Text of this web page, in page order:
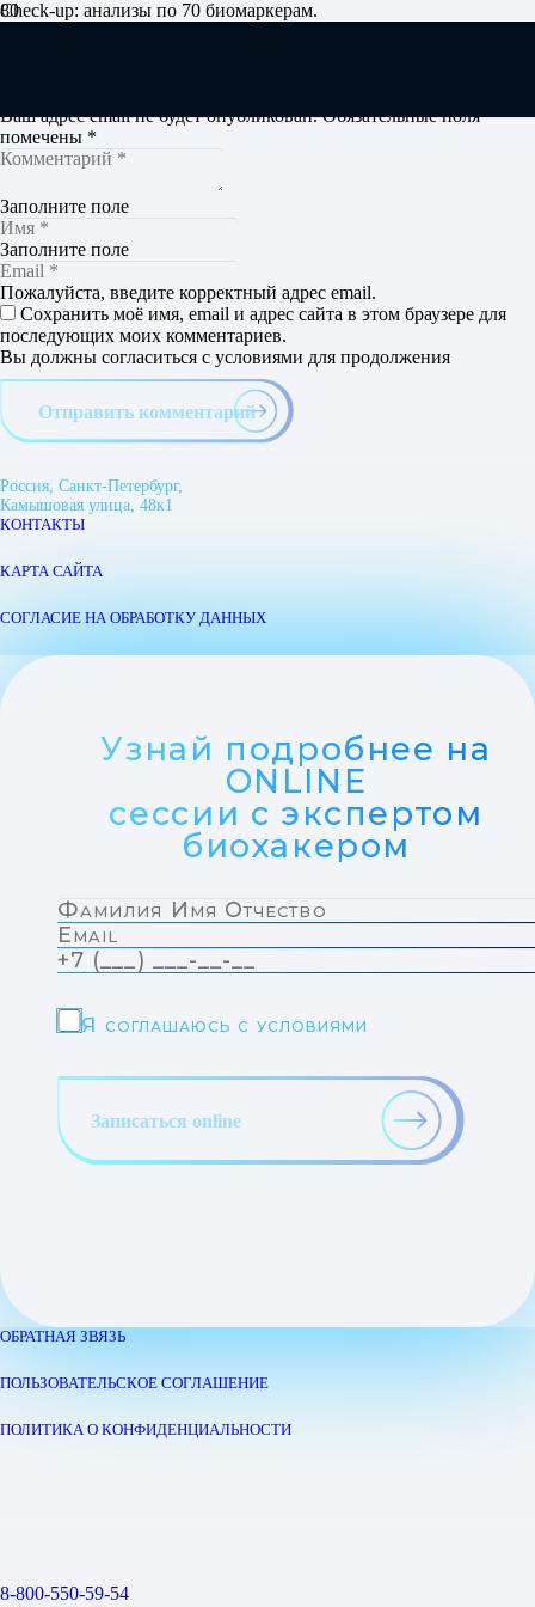
Check-up: анализы по 70 биомаркерам.
Ваш адрес email не будет опубликован. Обязательные поля
помечены *
Заполните поле
Заполните поле
Пожалуйста, введите корректный адрес email.
Сохранить моё имя, email и адрес сайта в этом браузере для
последующих моих комментариев.
Вы должны согласиться с условиями для продолжения
Отправить комментарий
Россия, Санкт-Петербург,
Камышовая улица, 48к1
КОНТАКТЫ
КАРТА САЙТА
СОГЛАСИЕ НА ОБРАБОТКУ ДАННЫХ
Узнай подробнее на
ONLINE
сессии с экспертом
биохакером
Я соглашаюсь с условиями
ОБРАТНАЯ ЗВЯЗЬ
ПОЛЬЗОВАТЕЛЬСКОЕ СОГЛАШЕНИЕ
ПОЛИТИКА О КОНФИДЕНЦИАЛЬНОСТИ
8-800-550-59-54